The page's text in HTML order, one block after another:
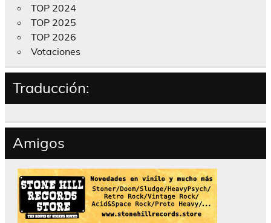
TOP 2024
TOP 2025
TOP 2026
Votaciones
Traducción:
Amigos